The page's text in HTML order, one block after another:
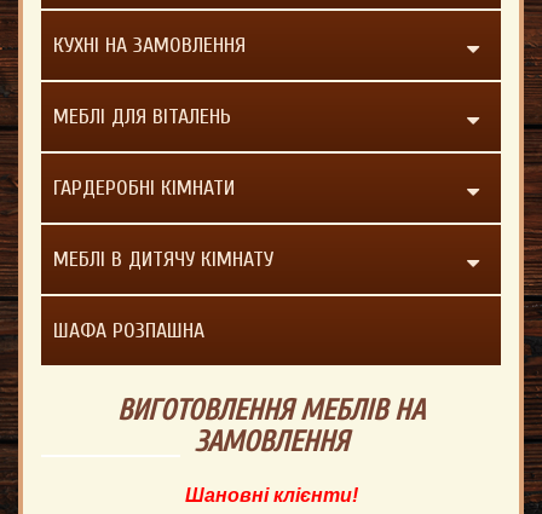
КУХНІ НА ЗАМОВЛЕННЯ
МЕБЛІ ДЛЯ ВІТАЛЕНЬ
ГАРДЕРОБНІ КІМНАТИ
МЕБЛІ В ДИТЯЧУ КІМНАТУ
ШАФА РОЗПАШНА
ВИГОТОВЛЕННЯ МЕБЛІВ НА
ЗАМОВЛЕННЯ
Шановні клієнти!